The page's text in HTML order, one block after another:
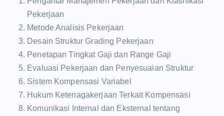
Pekerjaan
Metode Analisis Pekerjaan
Desain Struktur Grading Pekerjaan
Penetapan Tingkat Gaji dan Range Gaji
Evaluasi Pekerjaan dan Penyesuaian Struktur
Sistem Kompensasi Variabel
Hukum Ketenagakerjaan Terkait Kompensasi
Komunikasi Internal dan Eksternal tentang